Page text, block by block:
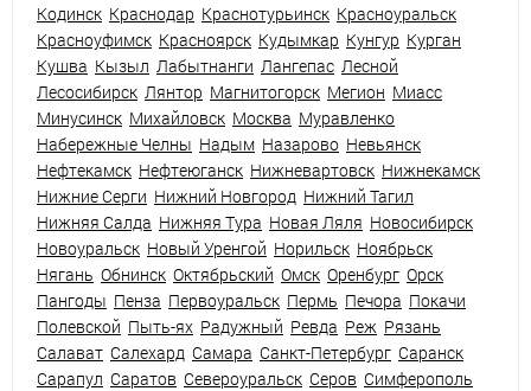
Кодинск Краснодар Краснотурьинск Красноуральск
Красноуфимск Красноярск Кудымкар Кунгур Курган
Кушва Кызыл Лабытнанги Лангепас Лесной
Лесосибирск Лянтор Магнитогорск Мегион Миасс
Минусинск Михайловск Москва Муравленко
Набережные Челны Надым Назарово Невьянск
Нефтекамск Нефтеюганск Нижневартовск Нижнекамск
Нижние Серги Нижний Новгород Нижний Тагил
Нижняя Салда Нижняя Тура Новая Ляля Новосибирск
Новоуральск Новый Уренгой Норильск Ноябрьск
Нягань Обнинск Октябрьский Омск Оренбург Орск
Пангоды Пенза Первоуральск Пермь Печора Покачи
Полевской Пыть-ях Радужный Ревда Реж Рязань
Салават Салехард Самара Санкт-Петербург Саранск
Сарапул Саратов Североуральск Серов Симферополь